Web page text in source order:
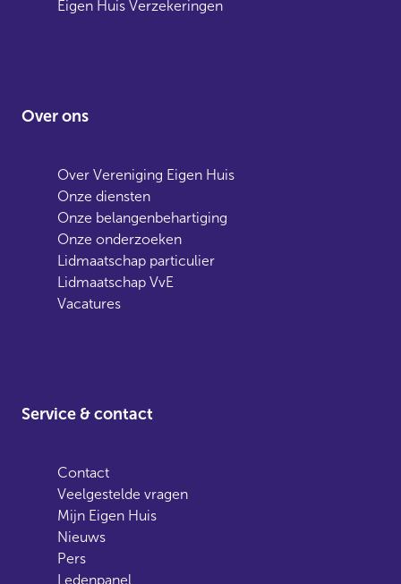
Eigen Huis Verzekeringen
Over ons
Over Vereniging Eigen Huis
Onze diensten
Onze belangenbehartiging
Onze onderzoeken
Lidmaatschap particulier
Lidmaatschap VvE
Vacatures
Service & contact
Contact
Veelgestelde vragen
Mijn Eigen Huis
Nieuws
Pers
Ledenpanel